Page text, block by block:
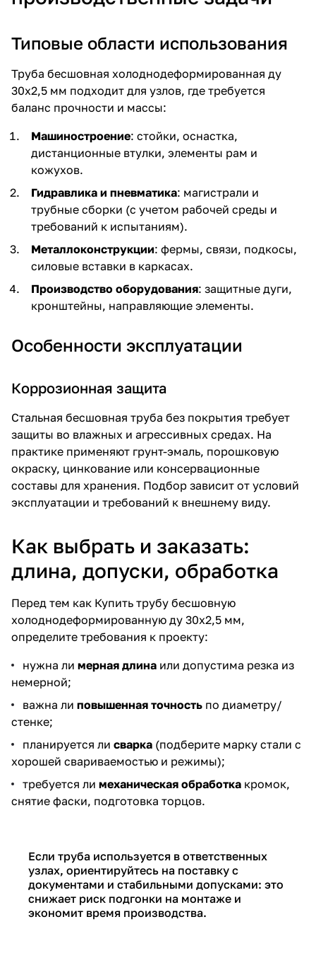
Типовые области использования
Труба бесшовная холоднодеформированная ду
30х2,5 мм подходит для узлов, где требуется
баланс прочности и массы:
Машиностроение: стойки, оснастка,
дистанционные втулки, элементы рам и
кожухов.
Гидравлика и пневматика: магистрали и
трубные сборки (с учетом рабочей среды и
требований к испытаниям).
Металлоконструкции: фермы, связи, подкосы,
силовые вставки в каркасах.
Производство оборудования: защитные дуги,
кронштейны, направляющие элементы.
Особенности эксплуатации
Коррозионная защита
Стальная бесшовная труба без покрытия требует
защиты во влажных и агрессивных средах. На
практике применяют грунт-эмаль, порошковую
окраску, цинкование или консервационные
составы для хранения. Подбор зависит от условий
эксплуатации и требований к внешнему виду.
Как выбрать и заказать:
длина, допуски, обработка
Перед тем как Купить трубу бесшовную
холоднодеформированную ду 30х2,5 мм,
определите требования к проекту:
нужна ли мерная длина или допустима резка из
немерной;
важна ли повышенная точность по диаметру/
стенке;
планируется ли сварка (подберите марку стали с
хорошей свариваемостью и режимы);
требуется ли механическая обработка кромок,
снятие фаски, подготовка торцов.
Если труба используется в ответственных
узлах, ориентируйтесь на поставку с
документами и стабильными допусками: это
снижает риск подгонки на монтаже и
экономит время производства.